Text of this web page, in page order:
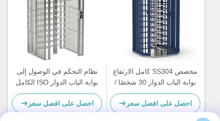
مخصص SS304 كامل الارتفاع
بوابة الباب الدوار 30 شخصًا /
دقيقة لموقع البناء
احصل على افضل سعر
نظام التحكم في الوصول إلى
بوابة الباب الدوار ISO الكامل
1500 * 1460 * 2300 مم
احصل على افضل سعر